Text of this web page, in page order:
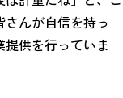
んが自信を持っ
供を行っていま